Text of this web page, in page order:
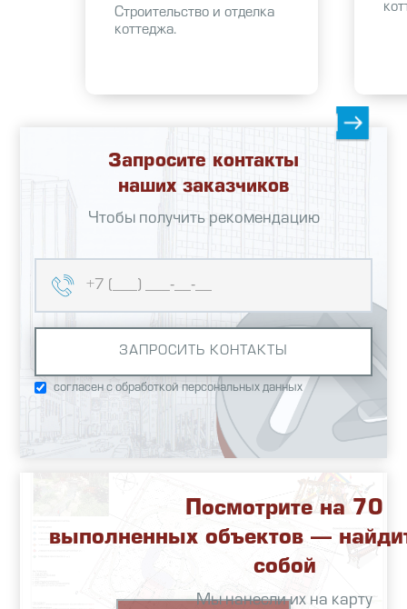
Строительство и отделка
коттеджа.
Запросите контакты
наших заказчиков
Чтобы получить рекомендацию
согласен с обработкой персональных данных
Посмотрите на 70
выполненных объектов —
собой
Мы нанесли их на карту